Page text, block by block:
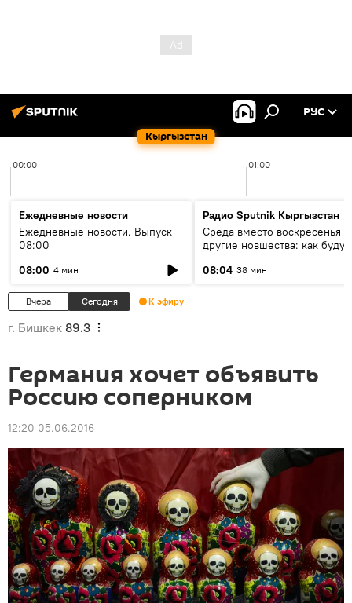
Кыргызстан
РУС
00:00 01:00
Ежедневные новости
Ежедневные новости. Выпуск
08:00
08:00 4 мин
Радио Sputnik Кыргызстан
Среда вместо воскресенья и
другие новшества: как будут
08:04 38 мин
Вчера Сегодня К эфиру
г. Бишкек 89.3
Германия хочет объявить
Россию соперником
12:20 05.06.2016